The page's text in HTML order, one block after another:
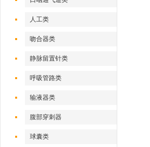
人工类
吻合器类
静脉留置针类
呼吸管路类
输液器类
腹部穿刺器
球囊类